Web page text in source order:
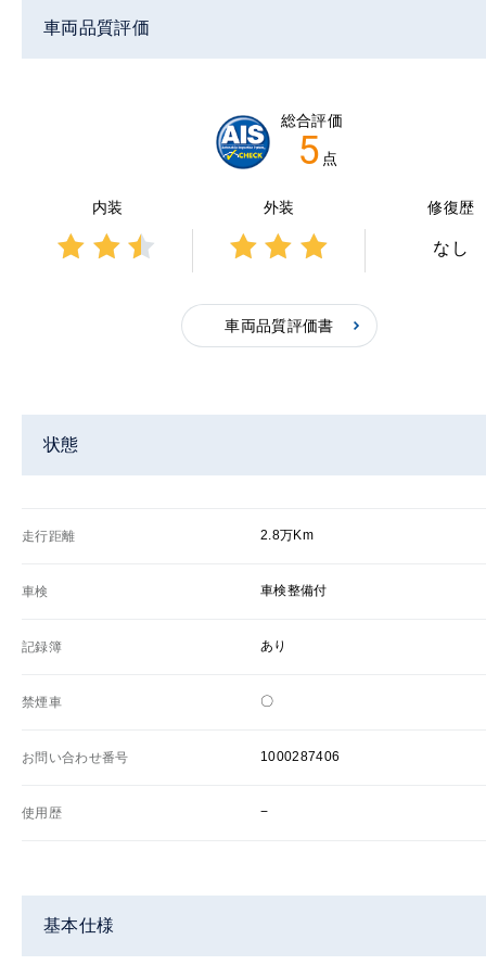
車両品質評価
総合評価
5 点
内装 外装
3点の
評価
修復歴
なし
車両品質評価書
状態
走行距離 2.8万Km
車検 車検整備付
記録簿 あり
禁煙車 〇
お問い合わせ番号 1000287406
使用歴 −
基本仕様